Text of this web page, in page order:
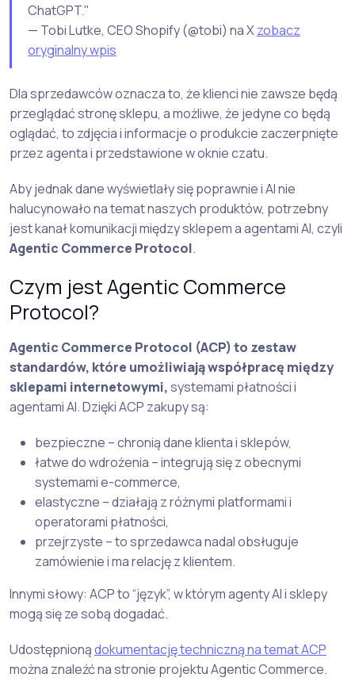
ChatGPT."
— Tobi Lutke, CEO Shopify (@tobi) na Xzobacz
oryginalny wpis
Dla sprzedawców oznacza to, że klienci nie zawsze będą
przeglądać stronę sklepu, a możliwe, że jedyne co będą
oglądać, to zdjęcia i informacje o produkcie zaczerpnięte
przez agenta i przedstawione w oknie czatu.
Aby jednak dane wyświetlały się poprawnie i AI nie
halucynowało na temat naszych produktów, potrzebny
jest kanał komunikacji między sklepem a agentami AI, czyli
Agentic Commerce Protocol.
Czym jest Agentic Commerce
Protocol?
Agentic Commerce Protocol (ACP) to zestaw
standardów, które umożliwiają współpracę między
sklepami internetowymi,systemami płatności i
agentami AI. Dzięki ACP zakupy są:
bezpieczne – chronią dane klienta i sklepów,
łatwe do wdrożenia – integrują się z obecnymi
systemami e-commerce,
elastyczne – działają z różnymi platformami i
operatorami płatności,
przejrzyste – to sprzedawca nadal obsługuje
zamówienie i ma relację z klientem.
Innymi słowy: ACP to “język”, w którym agenty AI i sklepy
mogą się ze sobą dogadać.
Udostępnionądokumentację techniczną na temat ACP
można znaleźć na stronie projektu Agentic Commerce.